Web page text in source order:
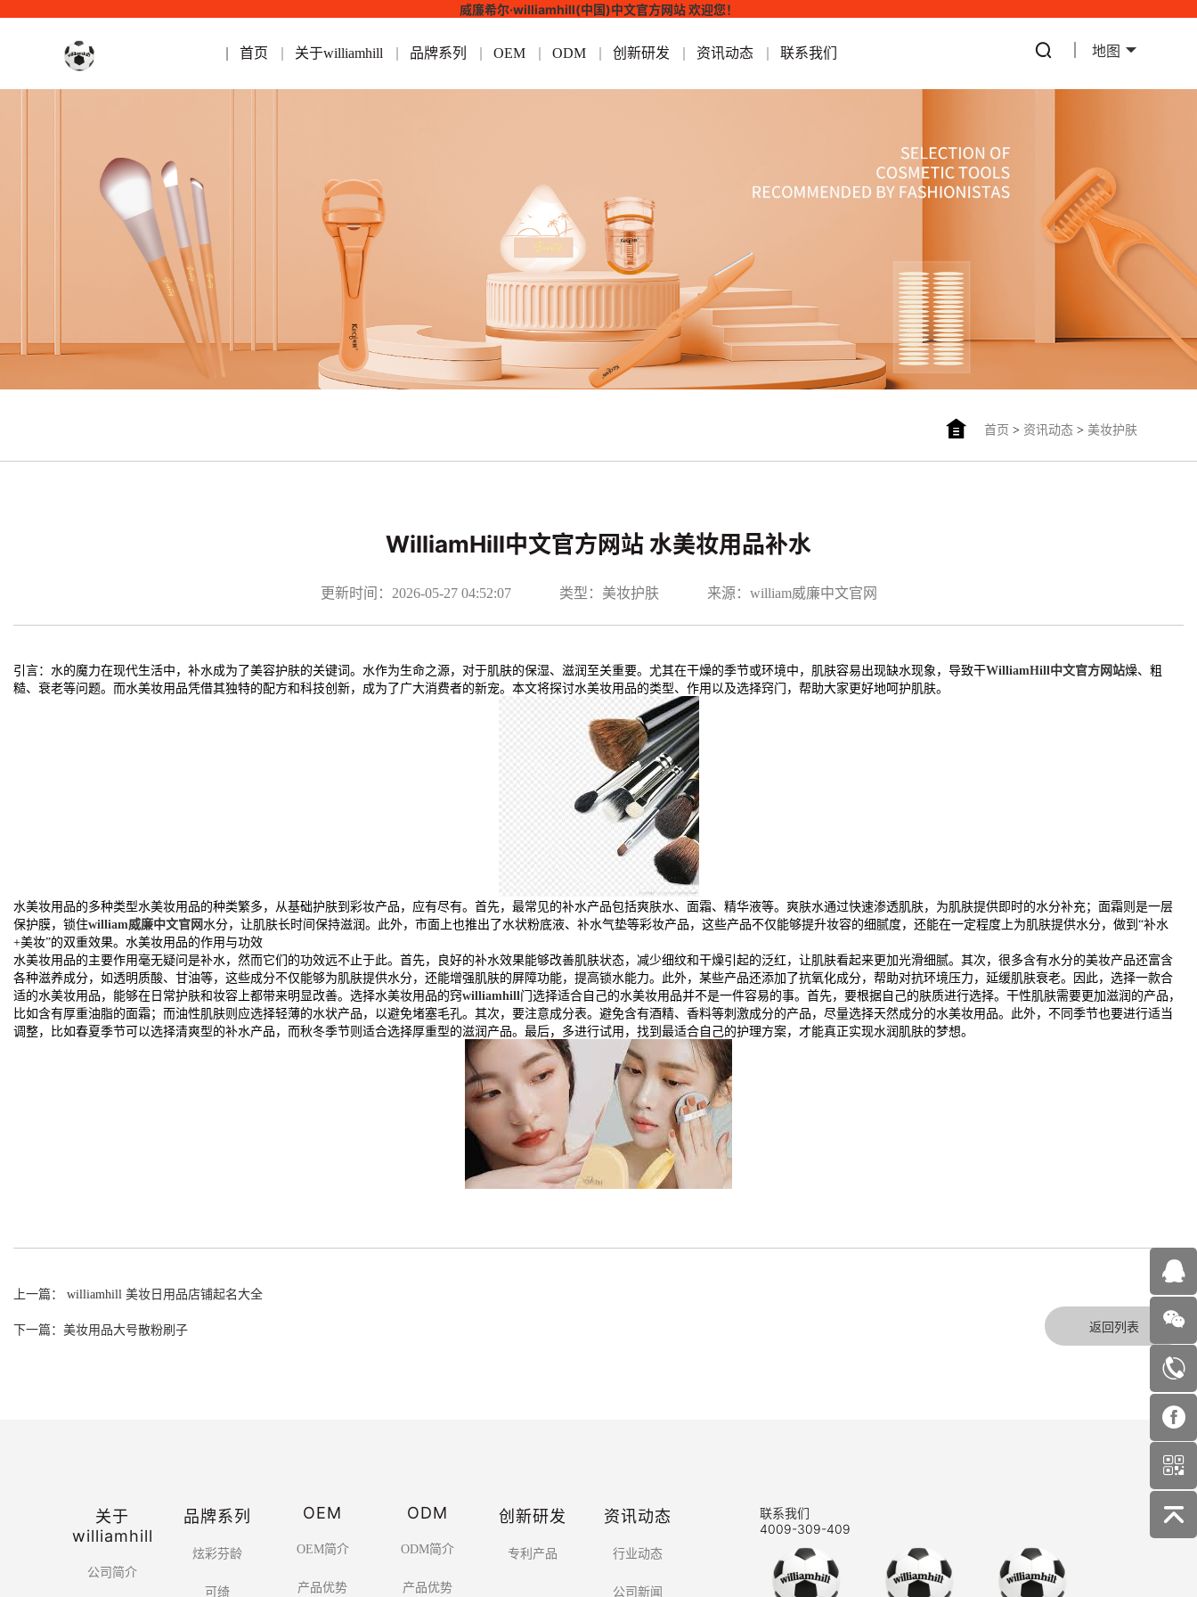
威廉希尔·williamhill(中国)中文官方网站 欢迎您！
首页 关于williamhill 品牌系列 OEM ODM 创新研发 资讯动态 联系我们 地图
首页 > 资讯动态> 美妆护肤
WilliamHill中文官方网站 水美妆用品补水
更新时间：2026-05-27 04:52:07 类型：美妆护肤 来源：william威廉中文官网
引言：水的魔力在现代生活中，补水成为了美容护肤的关键词。水作为生命之源，对于肌肤的保湿、滋润至关重要。尤其在干燥的季节或环境中，肌肤容易出现缺水现象，导致干WilliamHill中文官方网站燥、粗
糙、衰老等问题。而水美妆用品凭借其独特的配方和科技创新，成为了广大消费者的新宠。本文将探讨水美妆用品的类型、作用以及选择窍门，帮助大家更好地呵护肌肤。
水美妆用品的多种类型水美妆用品的种类繁多，从基础护肤到彩妆产品，应有尽有。首先，最常见的补水产品包括爽肤水、面霜、精华液等。爽肤水通过快速渗透肌肤，为肌肤提供即时的水分补充；面霜则是一层
保护膜，锁住william威廉中文官网水分，让肌肤长时间保持滋润。此外，市面上也推出了水状粉底液、补水气垫等彩妆产品，这些产品不仅能够提升妆容的细腻度，还能在一定程度上为肌肤提供水分，做到“补水
+美妆”的双重效果。水美妆用品的作用与功效
水美妆用品的主要作用毫无疑问是补水，然而它们的功效远不止于此。首先，良好的补水效果能够改善肌肤状态，减少细纹和干燥引起的泛红，让肌肤看起来更加光滑细腻。其次，很多含有水分的美妆产品还富含
各种滋养成分，如透明质酸、甘油等，这些成分不仅能够为肌肤提供水分，还能增强肌肤的屏障功能，提高锁水能力。此外，某些产品还添加了抗氧化成分，帮助对抗环境压力，延缓肌肤衰老。因此，选择一款合
适的水美妆用品，能够在日常护肤和妆容上都带来明显改善。选择水美妆用品的窍williamhill门选择适合自己的水美妆用品并不是一件容易的事。首先，要根据自己的肤质进行选择。干性肌肤需要更加滋润的产品，
比如含有厚重油脂的面霜；而油性肌肤则应选择轻薄的水状产品，以避免堵塞毛孔。其次，要注意成分表。避免含有酒精、香料等刺激成分的产品，尽量选择天然成分的水美妆用品。此外，不同季节也要进行适当
调整，比如春夏季节可以选择清爽型的补水产品，而秋冬季节则适合选择厚重型的滋润产品。最后，多进行试用，找到最适合自己的护理方案，才能真正实现水润肌肤的梦想。
上一篇： williamhill 美妆日用品店铺起名大全
下一篇：美妆用品大号散粉刷子 返回列表
关于
williamhill
公司简介
品牌系列
炫彩芬龄
可绮
OEM
OEM简介
产品优势
ODM
ODM简介
产品优势
创新研发
专利产品
资讯动态
行业动态
公司新闻
联系我们
4009-309-409